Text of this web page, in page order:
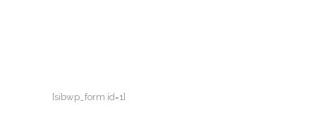
[sibwp_form id=1]